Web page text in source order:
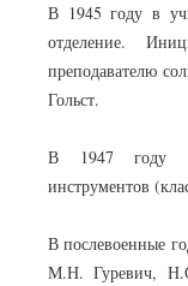
В 1945 году в
отделение.
преподавателю
Гольст.
В 1947 году
инструментов
В послевоенные
М.Н. Гуревич,